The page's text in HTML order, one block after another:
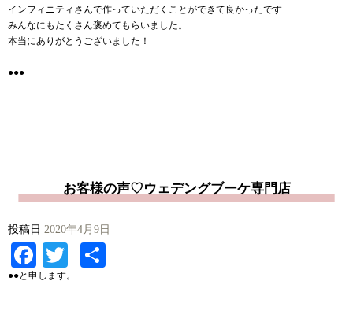
インフィニティさんで作っていただくことができて良かったです
みんなにもたくさん褒めてもらいました。
本当にありがとうございました！
●●●
お客様の声♡ウェデングブーケ専門店
投稿日 2020年4月9日
Facebook
Twitter
●●と申します。